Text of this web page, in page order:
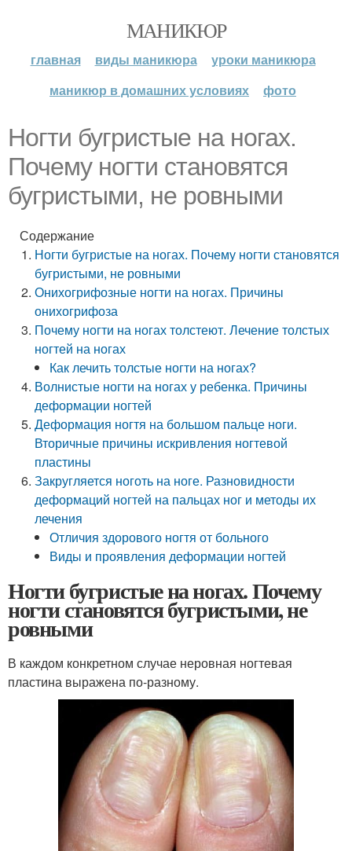
МАНИКЮР
главная виды маникюра
уроки маникюра
маникюр в домашних условиях
фото
Ногти бугристые на ногах.
Почему ногти становятся
бугристыми, не ровными
Содержание
Ногти бугристые на ногах. Почему ногти становятся
бугристыми, не ровными
Онихогрифозные ногти на ногах. Причины
онихогрифоза
Почему ногти на ногах толстеют. Лечение толстых
ногтей на ногах
Как лечить толстые ногти на ногах?
Волнистые ногти на ногах у ребенка. Причины
деформации ногтей
Деформация ногтя на большом пальце ноги.
Вторичные причины искривления ногтевой
пластины
Закругляется ноготь на ноге. Разновидности
деформаций ногтей на пальцах ног и методы их
лечения
Отличия здорового ногтя от больного
Виды и проявления деформации ногтей
Ногти бугристые на ногах. Почему
ногти становятся бугристыми, не
ровными
В каждом конкретном случае неровная ногтевая
пластина выражена по-разному.